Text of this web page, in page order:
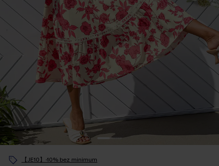
【JE10】-10% bez minimum